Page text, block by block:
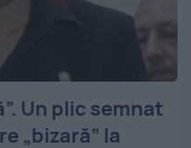
Un plic semnat
„bizară” la